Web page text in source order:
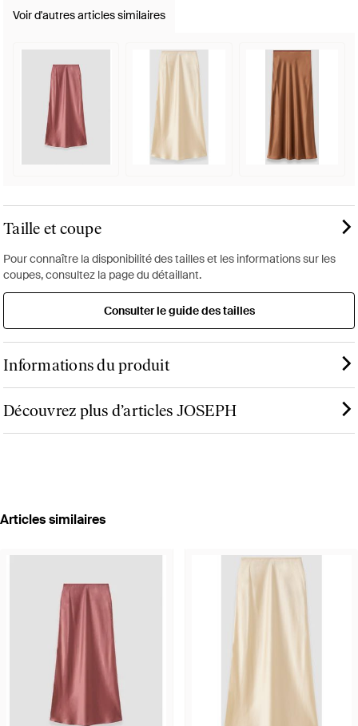
Voir d'autres articles similaires
Taille et coupe
Pour connaître la disponibilité des tailles et les informations sur les
coupes, consultez la page du détaillant.
Consulter le guide des tailles
Informations du produit
Découvrez plus d’articles JOSEPH
Articles similaires